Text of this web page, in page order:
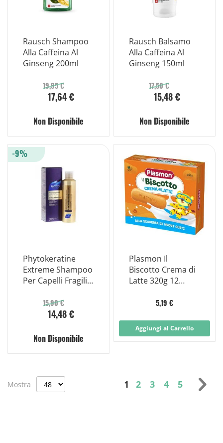
Rausch Shampoo
Alla Caffeina Al
Ginseng 200ml
19,95 €
17,64 €
Non Disponibile
Rausch Balsamo
Alla Caffeina Al
Ginseng 150ml
17,50 €
15,48 €
Non Disponibile
Phytokeratine
Extreme Shampoo
Per Capelli Fragili E
15,90 €
14,48 €
-9%
Non Disponibile
Plasmon Il
Biscotto Crema di
Latte 320g 12
5,19 €
Aggiungi al Carrello
Pagina
Attualmente stai
1 Pagina
2 Pagina
3 Pagina
4 Pagina
5
Mostra